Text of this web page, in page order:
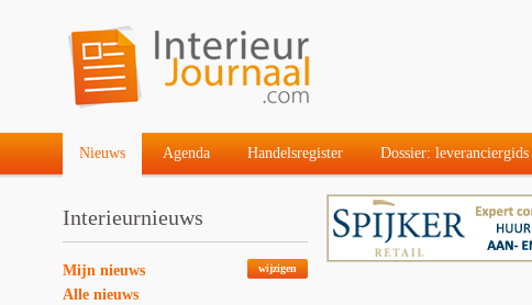
Nieuws Agenda Handelsregister Dossier: leveranciergids
Interieurnieuws
wijzigen
Mijn nieuws
Alle nieuws